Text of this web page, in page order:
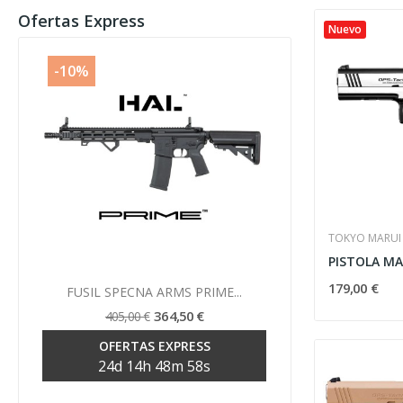
Ofertas Express
Vista rápida
FUSIL SPECNA ARMS PRIME...
405,00 € 364,50 €
OFERTAS EXPRESS
24d 14h 48m 57s
-10%
FUSIL
-10%
Nuevo
TOKYO MARUI
179,00 €